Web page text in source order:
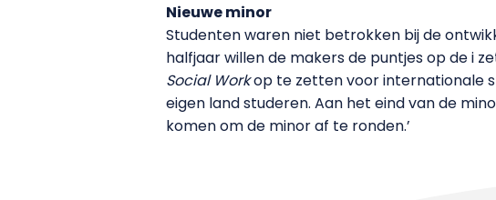
Nieuwe minor
Studenten waren niet betrokken bij de
halfjaar willen de makers de puntjes op de i
Social Workop te zetten voor internationale
eigen land studeren. Aan het eind van de
komen om de minor af te ronden.’